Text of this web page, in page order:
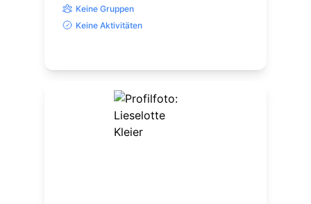
Keine Gruppen
Keine Aktivitäten